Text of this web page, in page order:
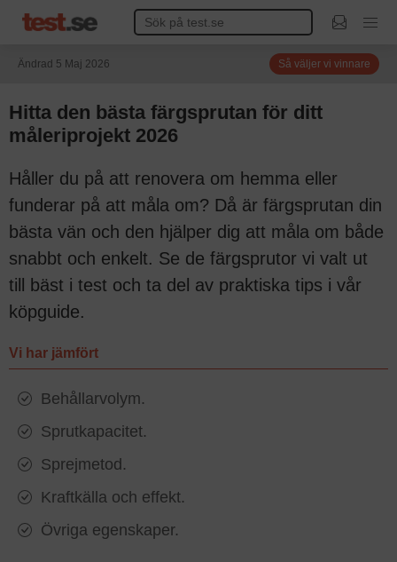
Ändrad 5 Maj 2026 Så väljer vi vinnare
Hitta den bästa färgsprutan för ditt
måleriprojekt 2026
Håller du på att renovera om hemma eller
funderar på att måla om? Då är färgsprutan din
bästa vän och den hjälper dig att måla om både
snabbt och enkelt. Se de färgsprutor vi valt ut
till bäst i test och ta del av praktiska tips i vår
köpguide.
Vi har jämfört
Behållarvolym.
Sprutkapacitet.
Sprejmetod.
Kraftkälla och effekt.
Övriga egenskaper.